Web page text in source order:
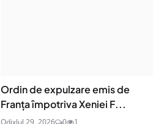
Ordin de expulzare emis de
Franța împotriva Xeniei F...
OdixJul 29, 2026 0 1